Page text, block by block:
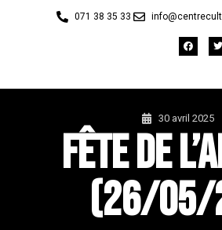
071 38 35 33
30 avril 2025
Fête de
(26/